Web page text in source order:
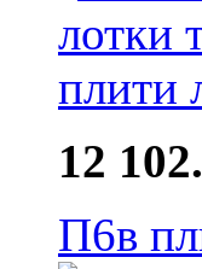
12
П6в